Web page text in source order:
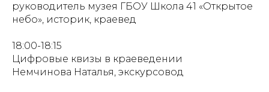
руководитель музея ГБОУ Школа 41 «Открытое
небо», историк, краевед
18:00-18:15
Цифровые квизы в краеведении
Немчинова Наталья, экскурсовод